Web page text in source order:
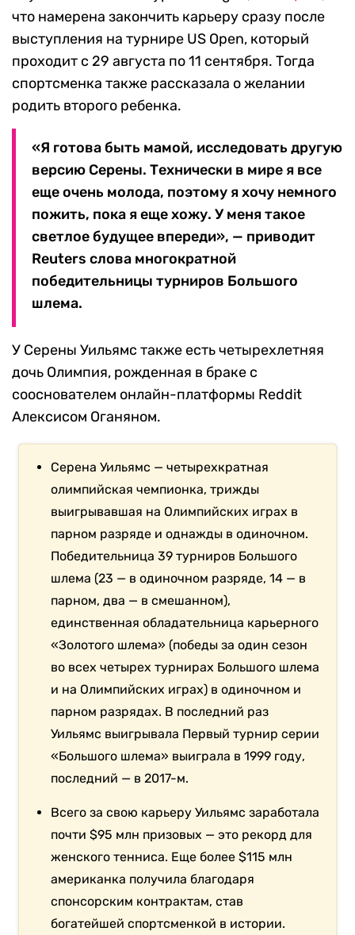
что намерена закончить карьеру сразу после
выступления на турнире US Open, который
проходит с 29 августа по 11 сентября. Тогда
спортсменка также рассказала о желании
родить второго ребенка.
«Я готова быть мамой, исследовать другую
версию Серены. Технически в мире я все
еще очень молода, поэтому я хочу немного
пожить, пока я еще хожу. У меня такое
светлое будущее впереди», — приводит
Reuters слова многократной
победительницы турниров Большого
шлема.
У Серены Уильямс также есть четырехлетняя
дочь Олимпия, рожденная в браке с
сооснователем онлайн-платформы Reddit
Алексисом Оганяном.
Серена Уильямс — четырехкратная
олимпийская чемпионка, трижды
выигрывавшая на Олимпийских играх в
парном разряде и однажды в одиночном.
Победительница 39 турниров Большого
шлема (23 — в одиночном разряде, 14 — в
парном, два — в смешанном),
единственная обладательница карьерного
«Золотого шлема» (победы за один сезон
во всех четырех турнирах Большого шлема
и на Олимпийских играх) в одиночном и
парном разрядах. В последний раз
Уильямс выигрывала Первый турнир серии
«Большого шлема» выиграла в 1999 году,
последний — в 2017-м.
Всего за свою карьеру Уильямс заработала
почти $95 млн призовых — это рекорд для
женского тенниса. Еще более $115 млн
американка получила благодаря
спонсорским контрактам, став
богатейшей спортсменкой в истории.